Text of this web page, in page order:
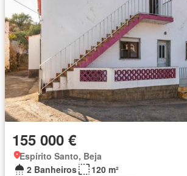
155 000 €
Espírito Santo, Beja
2 Banheiros
120 m²